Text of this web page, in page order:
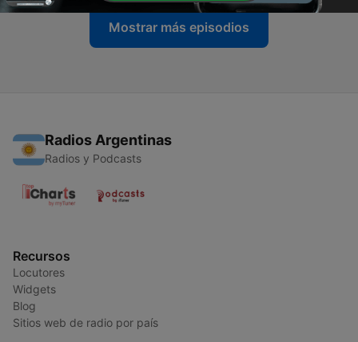
Mostrar más episodios
Radios Argentinas
Radios y Podcasts
Recursos
Locutores
Widgets
Blog
Sitios web de radio por país